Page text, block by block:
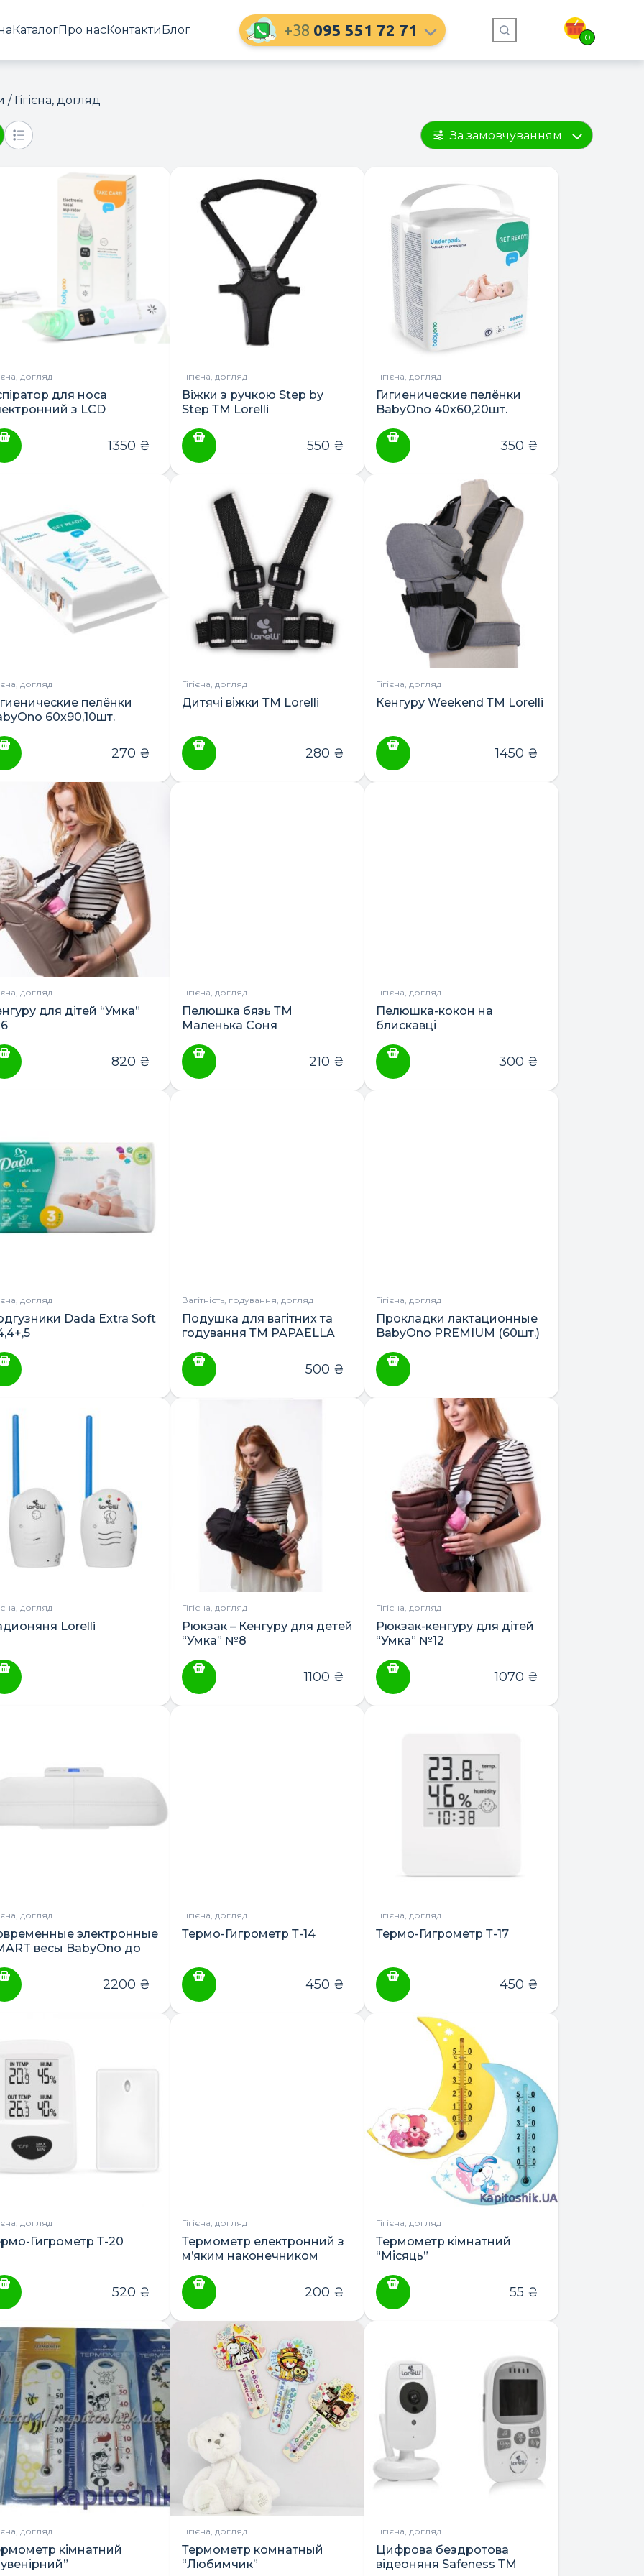
КаталогПро насКонтактиБлог +38 095 551 72 71 0
ПОШУК ТОВАРІВ:
/ Гігієна, догляд
За замовчуванням
догляд
для носа
з LCD
1350 ₴
Гігієна, догляд
Віжки з ручкою Step by
Step ТМ Lorelli
550 ₴
Гігієна, догляд
Гигиенические пелёнки
BabyOno 40х60,20шт.
350 ₴
догляд
пелёнки
60х90,10шт.
270 ₴
Гігієна, догляд
Дитячі віжки ТМ Lorelli
280 ₴
Гігієна, догляд
Кенгуру Weekend ТМ Lorelli
1450 ₴
догляд
для дітей “Умка”
820 ₴
Гігієна, догляд
Пелюшка бязь ТМ
Маленька Соня
210 ₴
Гігієна, догляд
Пелюшка-кокон на
блискавці
300 ₴
догляд
Dada Extra Soft
Вагітність, годування, догляд
Подушка для вагітних та
годування ТМ PAPAELLA
500 ₴
Гігієна, догляд
Прокладки лактационные
BabyOno PREMIUM (60шт.)
догляд
Lorelli
Гігієна, догляд
Рюкзак – Кенгуру для детей
“Умка” №8
1100 ₴
Гігієна, догляд
Рюкзак-кенгуру для дітей
“Умка” №12
1070 ₴
догляд
электронные
весы BabyOno до
2200 ₴
Гігієна, догляд
Термо-Гигрометр Т-14
450 ₴
Гігієна, догляд
Термо-Гигрометр Т-17
450 ₴
догляд
Гигрометр Т-20
520 ₴
Гігієна, догляд
Термометр електронний з
м’яким наконечником
200 ₴
Гігієна, догляд
Термометр кімнатний
“Місяць”
55 ₴
догляд
кімнатний
Гігієна, догляд
Термометр комнатный
“Любимчик”
Гігієна, догляд
Цифрова бездротова
відеоняня Safeness ТМ